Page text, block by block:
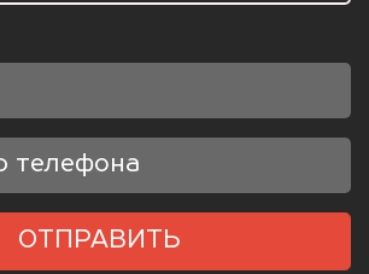
ОТПРАВИТЬ